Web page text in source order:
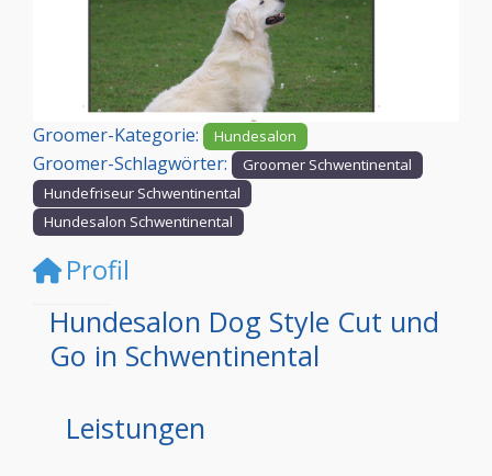
Vorheriges
Groomer-Kategorie: Hundesalon
Groomer-Schlagwörter:
Groomer Schwentinental
Hundefriseur Schwentinental
Hundesalon Schwentinental
Profil
Hundesalon Dog Style Cut und
Go in Schwentinental
Leistungen